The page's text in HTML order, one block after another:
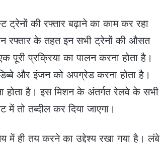
की रफ्तार बढ़ाने का काम कर रहा
रफ्तार के तहत इन सभी ट्रेनों की औसत
पूरी प्रक्रिया का पालन करना होता है।
और इंजन को अपग्रेड करना होता है।
होता है। इस मिशन के अंतर्गत रेलवे के सभी
तो तब्दील कर दिया जाएगा।
में ही तय करने का उद्देश्य रखा गया है। लंबे